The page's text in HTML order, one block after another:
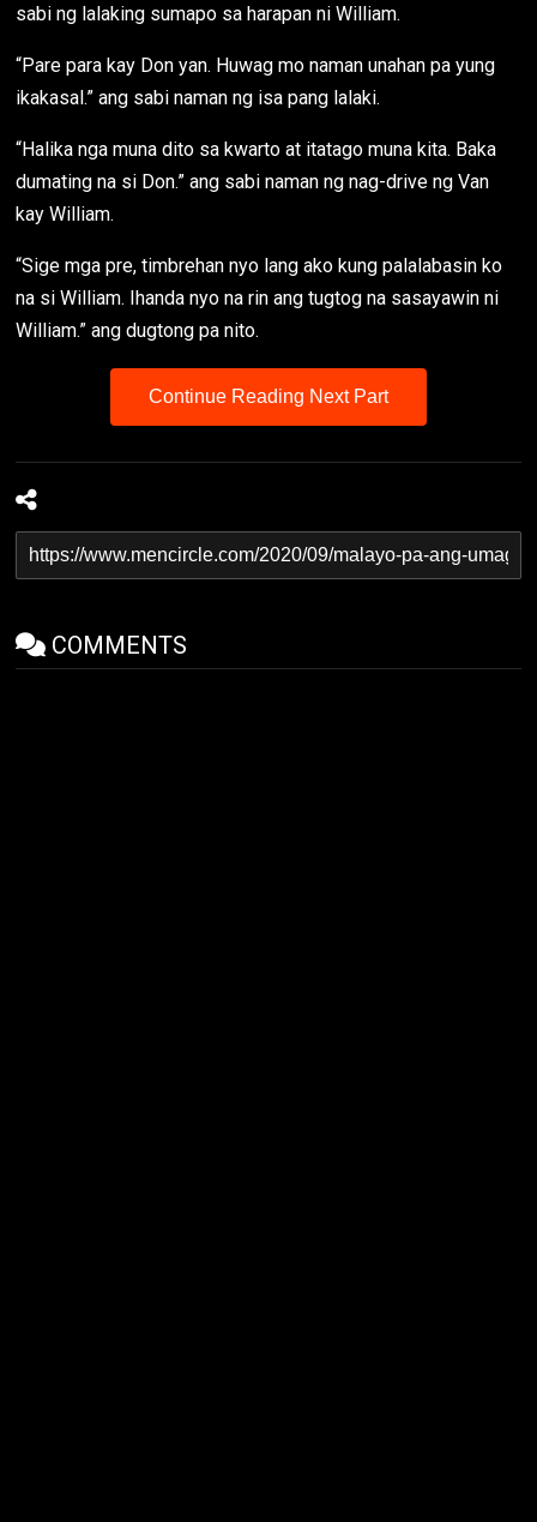
sabi ng lalaking sumapo sa harapan ni William.
“Pare para kay Don yan. Huwag mo naman unahan pa yung
ikakasal.” ang sabi naman ng isa pang lalaki.
“Halika nga muna dito sa kwarto at itatago muna kita. Baka
dumating na si Don.” ang sabi naman ng nag-drive ng Van
kay William.
“Sige mga pre, timbrehan nyo lang ako kung palalabasin ko
na si William. Ihanda nyo na rin ang tugtog na sasayawin ni
William.” ang dugtong pa nito.
Continue Reading Next Part
COMMENTS